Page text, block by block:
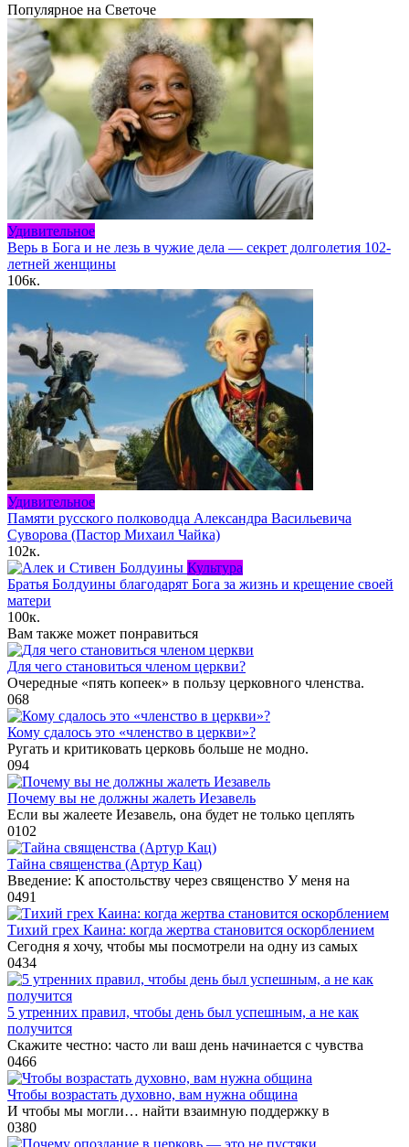
Популярное на Светоче
Удивительное
Верь в Бога и не лезь в чужие дела — секрет долголетия 102-
летней женщины
106к.
Удивительное
Памяти русского полководца Александра Васильевича
Суворова (Пастор Михаил Чайка)
102к.
Культура
Братья Болдуины благодарят Бога за жизнь и крещение своей
матери
100к.
Вам также может понравиться
Для чего становиться членом церкви?
Очередные «пять копеек» в пользу церковного членства.
068
Кому сдалось это «членство в церкви»?
Ругать и критиковать церковь больше не модно.
094
Почему вы не должны жалеть Иезавель
Если вы жалеете Иезавель, она будет не только цеплять
0102
Тайна священства (Артур Кац)
Введение: К апостольству через священство У меня на
0491
Тихий грех Каина: когда жертва становится оскорблением
Сегодня я хочу, чтобы мы посмотрели на одну из самых
0434
5 утренних правил, чтобы день был успешным, а не как
получится
Скажите честно: часто ли ваш день начинается с чувства
0466
Чтобы возрастать духовно, вам нужна община
И чтобы мы могли… найти взаимную поддержку в
0380